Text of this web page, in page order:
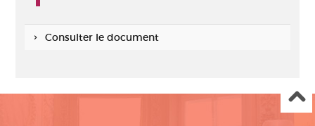
Consulter le document